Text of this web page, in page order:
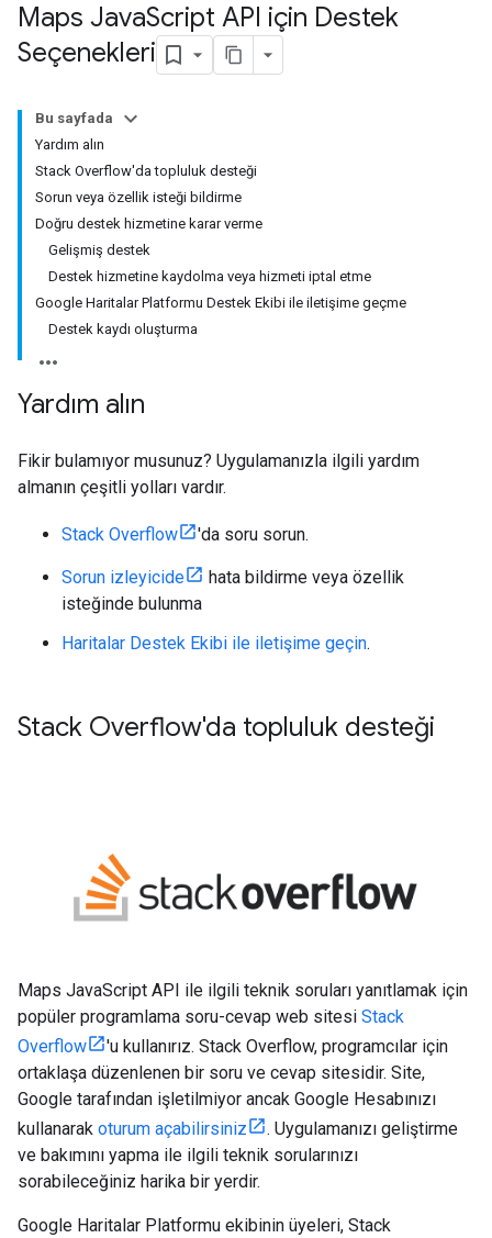
Maps JavaScript API için Destek
Seçenekleri
Bu sayfada
Yardım alın
Stack Overflow'da topluluk desteği
Sorun veya özellik isteği bildirme
Doğru destek hizmetine karar verme
Gelişmiş destek
Destek hizmetine kaydolma veya hizmeti iptal etme
Google Haritalar Platformu Destek Ekibi ile iletişime geçme
Destek kaydı oluşturma
Yardım alın
Fikir bulamıyor musunuz? Uygulamanızla ilgili yardım
almanın çeşitli yolları vardır.
Stack Overflow 'da soru sorun.
Sorun izleyicide
hata bildirme veya özellik
isteğinde bulunma
Haritalar Destek Ekibi ile iletişime geçin.
Stack Overflow'da topluluk desteği
Maps JavaScript API ile ilgili teknik soruları yanıtlamak için
popüler programlama soru-cevap web sitesi Stack
Overflow
'u kullanırız. Stack Overflow, programcılar için
ortaklaşa düzenlenen bir soru ve cevap sitesidir. Site,
Google tarafından işletilmiyor ancak Google Hesabınızı
kullanarak oturum açabilirsiniz
. Uygulamanızı geliştirme
ve bakımını yapma ile ilgili teknik sorularınızı
sorabileceğiniz harika bir yerdir.
Google Haritalar Platformu ekibinin üyeleri, Stack